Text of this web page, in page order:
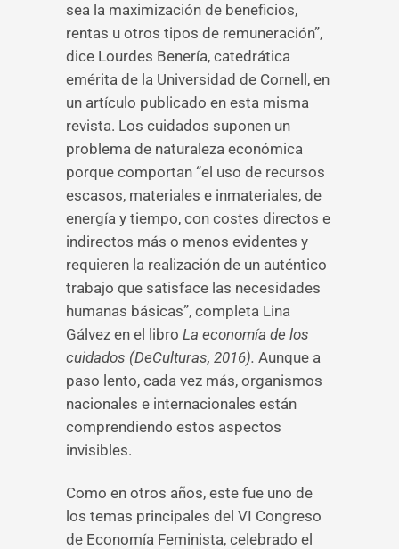
sea la maximización de beneficios,
rentas u otros tipos de remuneración”,
dice Lourdes Benería, catedrática
emérita de la Universidad de Cornell, en
un artículo publicado en esta misma
revista. Los cuidados suponen un
problema de naturaleza económica
porque comportan “el uso de recursos
escasos, materiales e inmateriales, de
energía y tiempo, con costes directos e
indirectos más o menos evidentes y
requieren la realización de un auténtico
trabajo que satisface las necesidades
humanas básicas”, completa Lina
Gálvez en el libro La economía de los
cuidados (DeCulturas, 2016). Aunque a
paso lento, cada vez más, organismos
nacionales e internacionales están
comprendiendo estos aspectos
invisibles.
Como en otros años, este fue uno de
los temas principales del VI Congreso
de Economía Feminista, celebrado el